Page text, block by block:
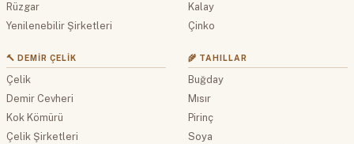
Rüzgar
Yenilenebilir Şirketleri
Kalay
Çinko
🔨 DEMIR ÇELIK
Çelik
Demir Cevheri
Kok Kömürü
Çelik Şirketleri
🌾 TAHILLAR
Buğday
Mısır
Pirinç
Soya